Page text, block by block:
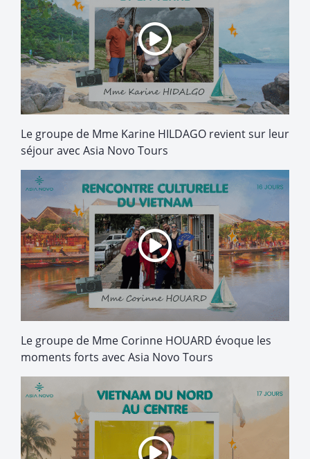
Le groupe de Mme Karine HILDAGO revient sur leur
séjour avec Asia Novo Tours
Le groupe de Mme Corinne HOUARD évoque les
moments forts avec Asia Novo Tours